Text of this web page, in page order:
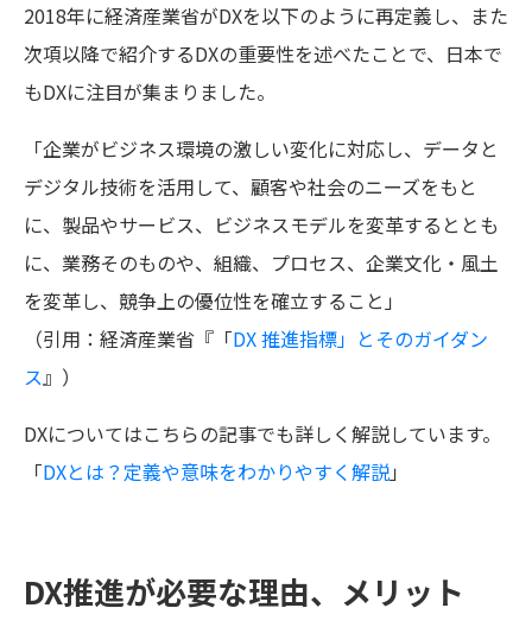
2018年に経済産業省がDXを以下のように再定義し、また
次項以降で紹介するDXの重要性を述べたことで、日本で
もDXに注目が集まりました。
「企業がビジネス環境の激しい変化に対応し、データと
デジタル技術を活用して、顧客や社会のニーズをもと
に、製品やサービス、ビジネスモデルを変革するととも
に、業務そのものや、組織、プロセス、企業文化・風土
を変革し、競争上の優位性を確立すること」
（引用：経済産業省『「DX 推進指標」とそのガイダン
ス』）
DXについてはこちらの記事でも詳しく解説しています。
「DXとは？定義や意味をわかりやすく解説」
DX推進が必要な理由、メリット